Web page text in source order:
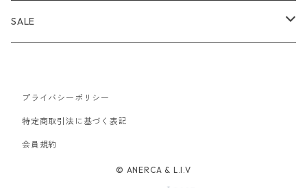
トップス
バッグ
アウター
ボトムス
bal
トップス
ボトムス
アウター
トップス
MAISON EUREKA
アウター
SON OF THE CHEESE
トップス
ワンピース
バッグ
TODAYFUL 2020 SUMMER
Uhr 2025 Autumn / Winter
Uhr 2025 SPRING / SUMMER
SALE
20%
30%
プライバシーポリシー
特定商取引法に基づく表記
会員規約
© ANERCA & L.I.V